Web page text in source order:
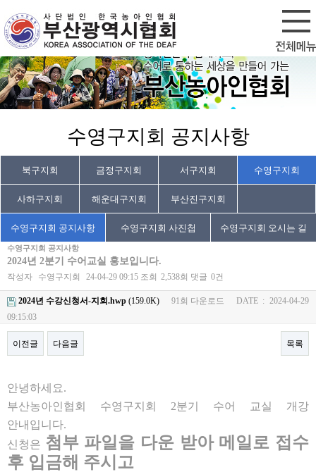
로그인
수영구지회 공지사항
북구지회 금정구지회 서구지회 수영구지회
사하구지회 해운대구지회 부산진구지회
수영구지회 공지사항 수영구지회 사진첩 수영구지회 오시는 길
수영구지회 공지사항
2024년 2분기 수어교실 홍보입니다.
작성자 수영구지회 24-04-29 09:15 조회 2,538회 댓글 0건
2024년 수강신청서-지회.hwp (159.0K) 91회 다운로드
DATE : 2024-04-29
09:15:03
이전글 다음글 목록
안녕하세요.
부산농아인협회 수영구지회 2분기 수어 교실 개강
안내입니다.
신청은 첨부 파일을 다운 받아 메일로 접수
후 입금해 주시고